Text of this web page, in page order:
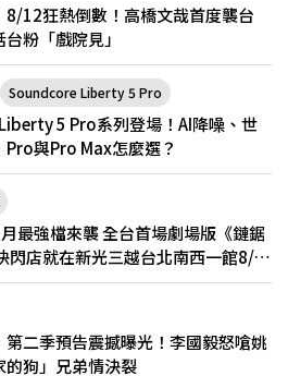
8/12狂熱倒數！高橋文哉首度襲台
粉「戲院見」
Soundcore Liberty 5 Pro
5 Pro系列登場！AI降噪、世
Pro與Pro Max怎麼選？
最強檔來襲 全台首場劇場版《鏈鋸
閃店就在新光三越台北南西一館8/6
第二季預告震撼曝光！李國毅怒嗆姚
的狗」兄弟情決裂